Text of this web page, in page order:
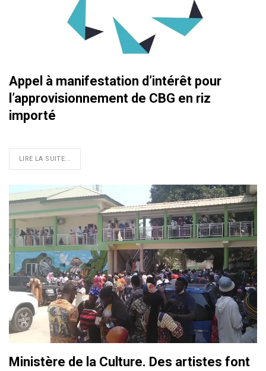
Appel à manifestation d’intérêt pour
l’approvisionnement de CBG en riz
importé
LIRE LA SUITE...
Ministère de la Culture. Des artistes font